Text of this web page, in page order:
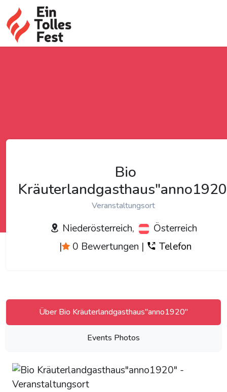
Bio
Veranstaltungsort
Niederösterreich,
Österreich
|
0 Bewertungen | Telefon
Über Bio Kräuterlandgasthaus"anno1920"
Events Photos